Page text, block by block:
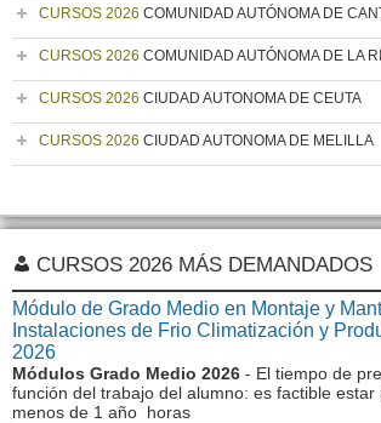
CURSOS 2026 COMUNIDAD AUTÓNOMA DE
CURSOS 2026 COMUNIDAD AUTÓNOMA DE LA
CURSOS 2026 CIUDAD AUTONOMA DE CEUTA
CURSOS 2026 CIUDAD AUTONOMA DE MELILLA
CURSOS 2026 MÁS DEMANDADOS
Módulo de Grado Medio en Montaje y
Instalaciones de Frio Climatización y
2026
Módulos Grado Medio 2026 - El tiempo de
función del trabajo del alumno: es factible estar
menos de 1 año horas